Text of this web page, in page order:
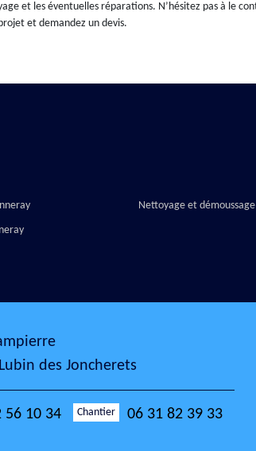
et les éventuelles réparations. N’hésitez pas à le
et demandez un devis.
Nettoyage et
des Joncherets
56 10 34 Chantier 06 31 82 39 33